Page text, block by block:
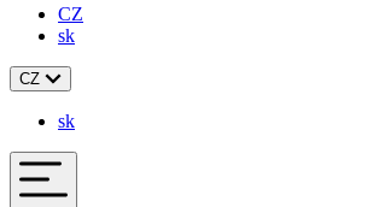
CZ
sk
CZ
sk